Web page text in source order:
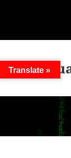
27.
Translate »